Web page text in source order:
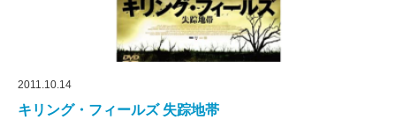
2011.10.14
キリング・フィールズ 失踪地帯